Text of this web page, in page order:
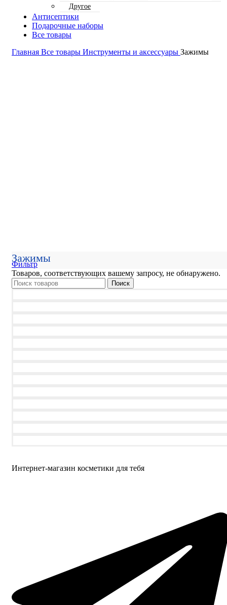
Другое
Антисептики
Подарочные наборы
Все товары
Главная Все товары Инструменты и аксессуары Зажимы
Зажимы
Фильтр
Товаров, соответствующих вашему запросу, не обнаружено.
Поиск
Интернет-магазин косметики для тебя